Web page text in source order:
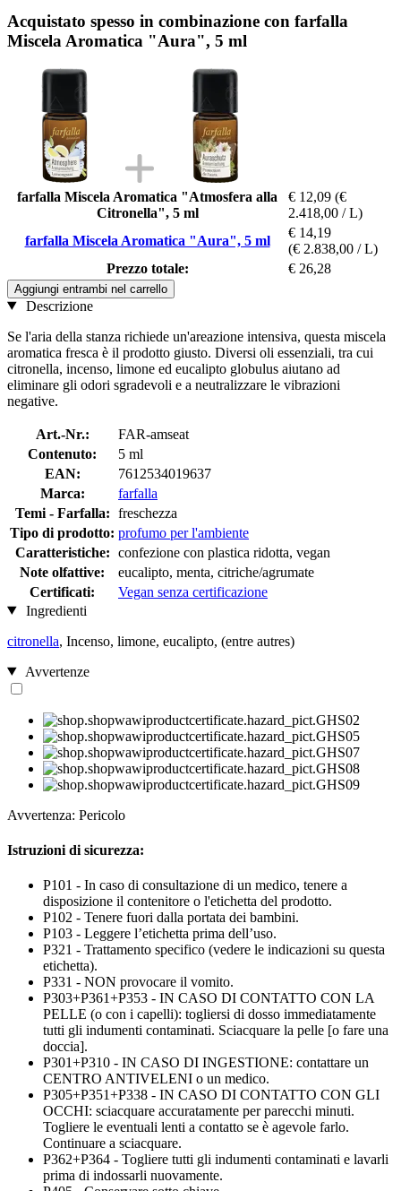
Acquistato spesso in combinazione con farfalla
Miscela Aromatica "Aura", 5 ml
farfalla Miscela Aromatica "Atmosfera alla
Citronella", 5 ml
€ 12,09 (€
2.418,00 / L)
farfalla Miscela Aromatica "Aura", 5 ml
€ 14,19
(€ 2.838,00 / L)
Prezzo totale:
€ 26,28
Aggiungi entrambi nel carrello
Descrizione
Se l'aria della stanza richiede un'areazione intensiva, questa miscela
aromatica fresca è il prodotto giusto. Diversi oli essenziali, tra cui
citronella, incenso, limone ed eucalipto globulus aiutano ad
eliminare gli odori sgradevoli e a neutralizzare le vibrazioni
negative.
Art.-Nr.:
FAR-amseat
Contenuto:
5 ml
EAN:
7612534019637
Marca:
farfalla
Temi - Farfalla: freschezza
Tipo di prodotto: profumo per l'ambiente
Caratteristiche: confezione con plastica ridotta, vegan
Note olfattive:
eucalipto, menta, citriche/agrumate
Certificati:
Vegan senza certificazione
Ingredienti
citronella, Incenso, limone, eucalipto, (entre autres)
Avvertenze
Avvertenza: Pericolo
Istruzioni di sicurezza:
P101 - In caso di consultazione di un medico, tenere a
disposizione il contenitore o l'etichetta del prodotto.
P102 - Tenere fuori dalla portata dei bambini.
P103 - Leggere l’etichetta prima dell’uso.
P321 - Trattamento specifico (vedere le indicazioni su questa
etichetta).
P331 - NON provocare il vomito.
P303+P361+P353 - IN CASO DI CONTATTO CON LA
PELLE (o con i capelli): togliersi di dosso immediatamente
tutti gli indumenti contaminati. Sciacquare la pelle [o fare una
doccia].
P301+P310 - IN CASO DI INGESTIONE: contattare un
CENTRO ANTIVELENI o un medico.
P305+P351+P338 - IN CASO DI CONTATTO CON GLI
OCCHI: sciacquare accuratamente per parecchi minuti.
Togliere le eventuali lenti a contatto se è agevole farlo.
Continuare a sciacquare.
P362+P364 - Togliere tutti gli indumenti contaminati e lavarli
prima di indossarli nuovamente.